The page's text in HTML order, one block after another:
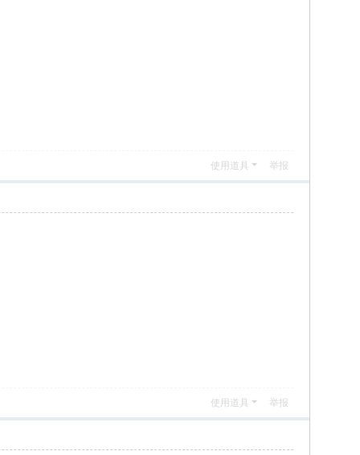
使用道具 举报
使用道具 举报